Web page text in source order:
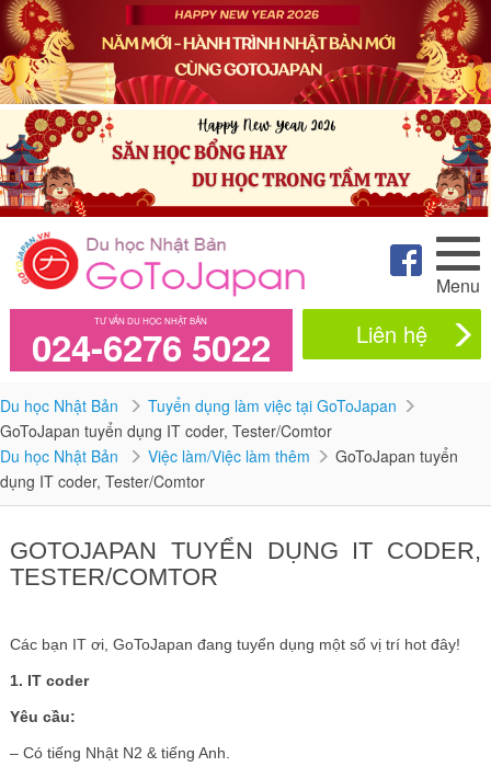
Menu
TƯ VẤN DU HỌC NHẬT BẢN
024-6276 5022 Liên hệ
Du học Nhật Bản
Tuyển dụng làm việc tại GoToJapan
GoToJapan tuyển dụng IT coder, Tester/Comtor
Du học Nhật Bản
Việc làm/Việc làm thêm
GoToJapan tuyển
dụng IT coder, Tester/Comtor
GOTOJAPAN TUYỂN DỤNG IT CODER,
TESTER/COMTOR
Các bạn IT ơi, GoToJapan đang tuyển dụng một số vị trí hot đây!
1. IT coder
Yêu cầu:
– Có tiếng Nhật N2 & tiếng Anh.